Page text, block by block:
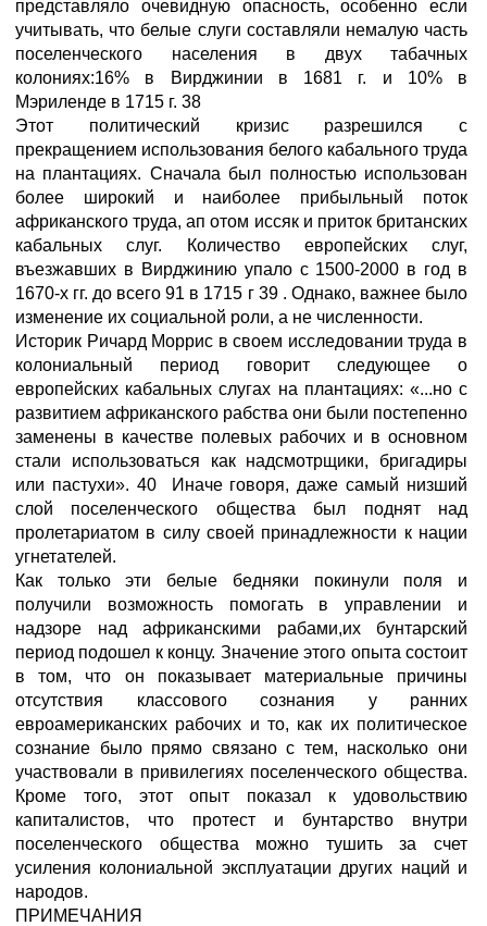
представляло очевидную опасность, особенно если
учитывать, что белые слуги составляли немалую часть
поселенческого населения в двух табачных
колониях:16% в Вирджинии в 1681 г. и 10% в
Мэриленде в 1715 г. 38
Этот политический кризис разрешился с
прекращением использования белого кабального труда
на плантациях. Сначала был полностью использован
более широкий и наиболее прибыльный поток
африканского труда, ап отом иссяк и приток британских
кабальных слуг. Количество европейских слуг,
въезжавших в Вирджинию упало с 1500-2000 в год в
1670-х гг. до всего 91 в 1715 г 39 . Однако, важнее было
изменение их социальной роли, а не численности.
Историк Ричард Моррис в своем исследовании труда в
колониальный период говорит следующее о
европейских кабальных слугах на плантациях: «...но с
развитием африканского рабства они были постепенно
заменены в качестве полевых рабочих и в основном
стали использоваться как надсмотрщики, бригадиры
или пастухи». 40 Иначе говоря, даже самый низший
слой поселенческого общества был поднят над
пролетариатом в силу своей принадлежности к нации
угнетателей.
Как только эти белые бедняки покинули поля и
получили возможность помогать в управлении и
надзоре над африканскими рабами,их бунтарский
период подошел к концу. Значение этого опыта состоит
в том, что он показывает материальные причины
отсутствия классового сознания у ранних
евроамериканских рабочих и то, как их политическое
сознание было прямо связано с тем, насколько они
участвовали в привилегиях поселенческого общества.
Кроме того, этот опыт показал к удовольствию
капиталистов, что протест и бунтарство внутри
поселенческого общества можно тушить за счет
усиления колониальной эксплуатации других наций и
народов.
ПРИМЕЧАНИЯ